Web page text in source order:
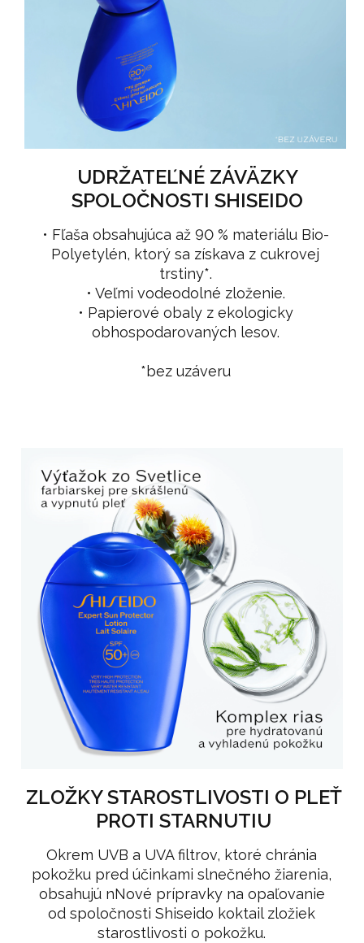
UDRŽATEĽNÉ ZÁVÄZKY
SPOLOČNOSTI SHISEIDO
• Fľaša obsahujúca až 90 % materiálu Bio-
Polyetylén, ktorý sa získava z cukrovej
trstiny*.
• Veľmi vodeodolné zloženie.
• Papierové obaly z ekologicky
obhospodarovaných lesov.
*bez uzáveru
ZLOŽKY STAROSTLIVOSTI O PLEŤ
PROTI STARNUTIU
Okrem UVB a UVA filtrov, ktoré chránia
pokožku pred účinkami slnečného žiarenia,
obsahujú nNové prípravky na opaľovanie
od spoločnosti Shiseido koktail zložiek
starostlivosti o pokožku.